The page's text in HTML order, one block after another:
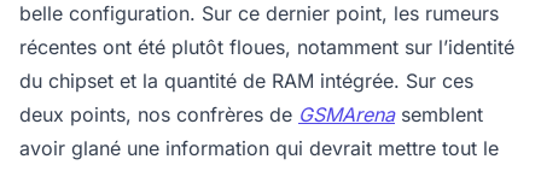
belle configuration. Sur ce dernier point, les rumeurs
récentes ont été plutôt floues, notamment sur l’identité
du chipset et la quantité de RAM intégrée. Sur ces
deux points, nos confrères de GSMArenasemblent
avoir glané une information qui devrait mettre tout le